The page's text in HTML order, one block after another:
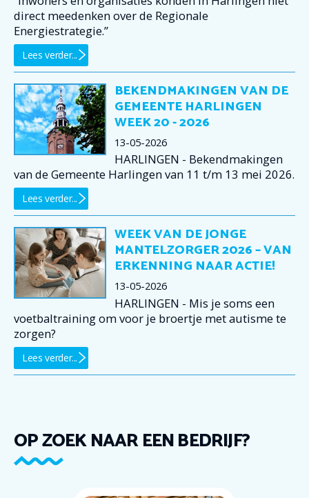
direct meedenken over de Regionale
Energiestrategie.”
Lees verder...
BEKENDMAKINGEN VAN DE
GEMEENTE HARLINGEN
WEEK 20 - 2026
13-05-2026
HARLINGEN - Bekendmakingen
van de Gemeente Harlingen van 11 t/m 13 mei 2026.
Lees verder...
WEEK VAN DE JONGE
MANTELZORGER 2026 – VAN
ERKENNING NAAR ACTIE!
13-05-2026
HARLINGEN - Mis je soms een
voetbaltraining om voor je broertje met autisme te
zorgen?
Lees verder...
OP ZOEK NAAR EEN BEDRIJF?